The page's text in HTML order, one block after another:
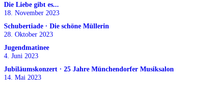
Die Liebe gibt es...
18. November 2023
Schubertiade · Die schöne Müllerin
28. Oktober 2023
Jugendmatinee
4. Juni 2023
Jubiläumskonzert · 25 Jahre Münchendorfer Musiksalon
14. Mai 2023